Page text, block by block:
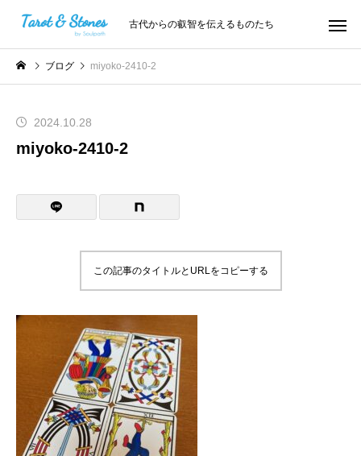
古代からの叡智を伝えるものたち
ブログ miyoko-2410-2
2024.10.28
miyoko-2410-2
この記事のタイトルとURLをコピーする